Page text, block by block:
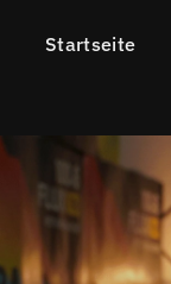
Startseite